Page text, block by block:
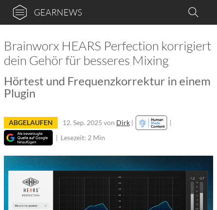
GEARNEWS
Brainworx HEARS Perfection korrigiert
dein Gehör für besseres Mixing
Hörtest und Frequenzkorrektur in einem
Plugin
ABGELAUFEN 12. Sep. 2025 von Dirk |
|
| Lesezeit: 2 Min